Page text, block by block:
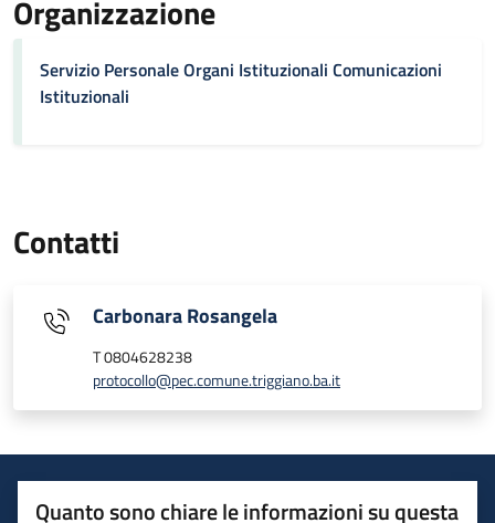
Organizzazione
Servizio Personale Organi Istituzionali Comunicazioni
Istituzionali
Contatti
Carbonara Rosangela
T 0804628238
protocollo@pec.comune.triggiano.ba.it
Quanto sono chiare le informazioni su questa